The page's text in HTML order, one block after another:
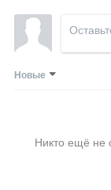
Новые
Никто ещё не